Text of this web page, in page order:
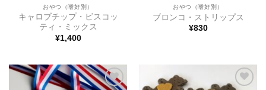
おやつ（嗜好別）
キャロブチップ・ビスコッ
ティ・ミックス
¥1,400
おやつ（嗜好別）
ブロンコ・ストリップス
¥830